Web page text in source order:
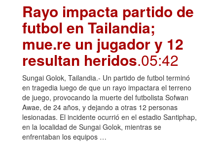
Rayo impacta partido de
futbol en Tailandia;
mue.re un jugador y 12
resultan heridos.05:42
Sungai Golok, Tailandia.- Un partido de futbol terminó
en tragedia luego de que un rayo impactara el terreno
de juego, provocando la muerte del futbolista Sofwan
Awae, de 24 años, y dejando a otras 12 personas
lesionadas. El incidente ocurrió en el estadio Santiphap,
en la localidad de Sungai Golok, mientras se
enfrentaban los equipos …